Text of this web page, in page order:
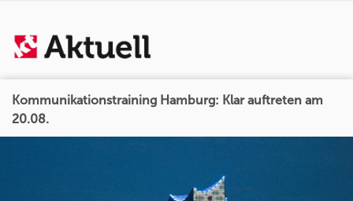
Kommunikationstraining Hamburg: Klar auftreten am
20.08.